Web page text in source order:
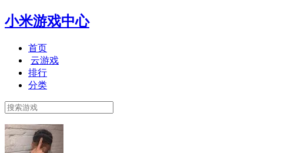
小米游戏中心
首页
云游戏
排行
分类